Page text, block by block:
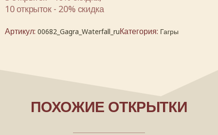
10 открыток - 20% скидка
Артикул: 00682_Gagra_Waterfall_ruКатегория: Гагры
ПОХОЖИЕ ОТКРЫТКИ